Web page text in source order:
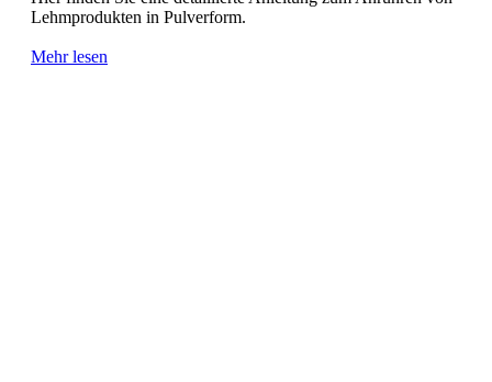
Lehmprodukten in Pulverform.
Mehr lesen